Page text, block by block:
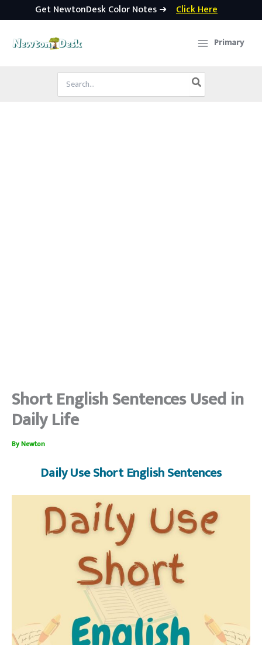
Get NewtonDesk Color Notes ➜ Click Here
Primary
Search
for:
Short English Sentences Used in
Daily Life
ByNewton
Daily Use Short English Sentences